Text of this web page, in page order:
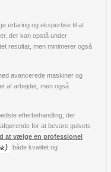
erfaring og ekspertise til at
der kan opstå under
resultat, men minimerer også
avancerede maskiner og
af arbejdet, men også
efterbehandling, der
for at bevare gulvets
at vælge en professionel
både kvalitet og